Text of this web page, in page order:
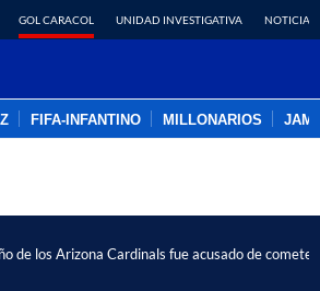
GOL CARACOL UNIDAD INVESTIGATIVA NOTICIAS
FIFA-INFANTINO MILLONARIOS
de los Arizona Cardinals fue acusado de